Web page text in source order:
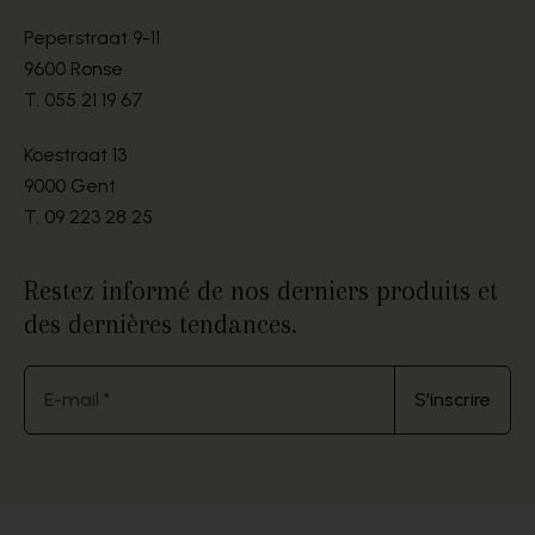
Peperstraat 9-11
9600 Ronse
T. 055 21 19 67
Koestraat 13
9000 Gent
T. 09 223 28 25
Restez informé de nos derniers produits et
des dernières tendances.
E-mail * S'inscrire